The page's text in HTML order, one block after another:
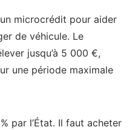
microcrédit pour aider
de véhicule. Le
jusqu’à 5 000 €,
une période maximale
par l’État. Il faut acheter